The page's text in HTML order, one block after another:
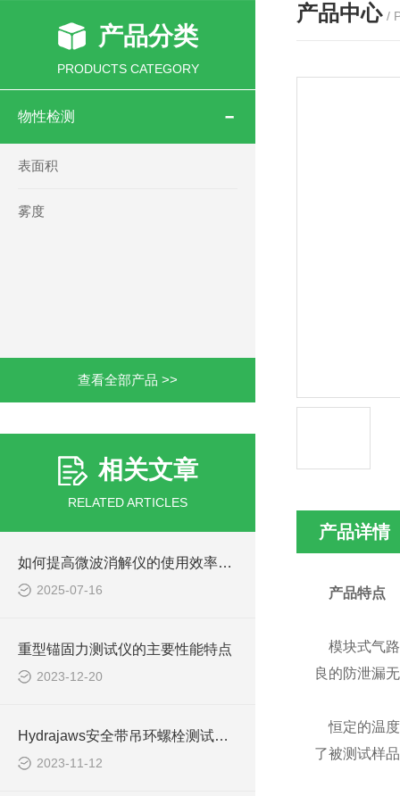
产品分类
PRODUCTS CATEGORY
物性检测
表面积
雾度
查看全部产品 >>
相关文章
RELATED ARTICLES
如何提高微波消解仪的使用效率与安全性？
2025-07-16
重型锚固力测试仪的主要性能特点
2023-12-20
Hydrajaws安全带吊环螺栓测试仪是保障安全的关键设备
2023-11-12
产品中心 /
产品详情
产品特点
模块式气路
良的防泄漏
恒定的温度
了被测试样